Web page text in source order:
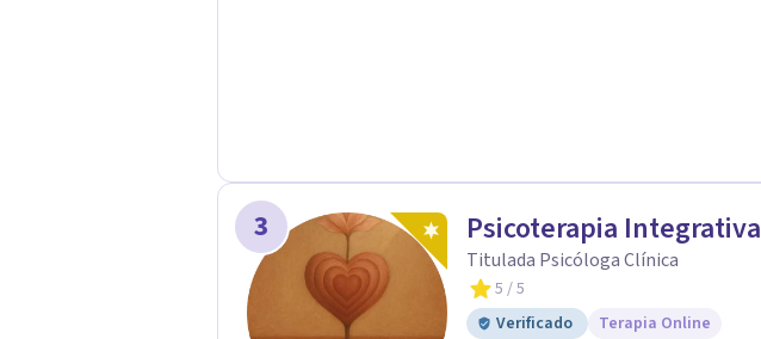
3 Psicoterapia Integrativa
Titulada Psicóloga Clínica
5 / 5
Verificado
Terapia Online